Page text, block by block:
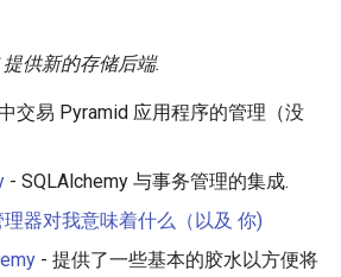
供新的存储后端.
交易 Pyramid 应用程序的管理（没
- SQLAlchemy 与事务管理的集成.
器对我意味着什么（以及 你)
- 提供了一些基本的胶水以方便将